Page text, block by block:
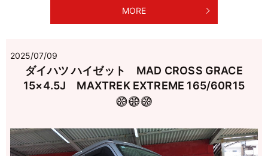
MORE
2025/07/09
ダイハツ ハイゼット MAD CROSS GRACE
15×4.5J MAXTREK EXTREME 165/60R15